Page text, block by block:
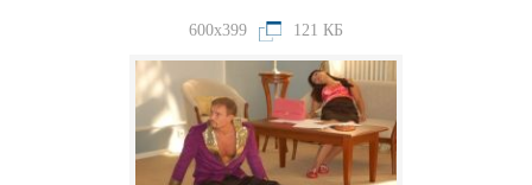
600x399 121 КБ